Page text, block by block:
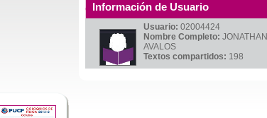
Información de Usuario
Usuario: 02004424
Nombre Completo: JONATHAN
AVALOS
Textos compartidos: 198